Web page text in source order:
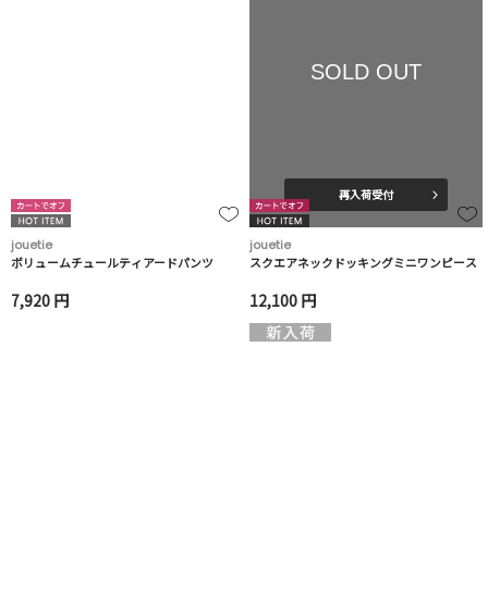
jouetie
ボリュームチュールティアードパンツ
7,920 円
SOLD OUT
再入荷受付
jouetie
スクエアネックドッキングミニワンピース
12,100 円